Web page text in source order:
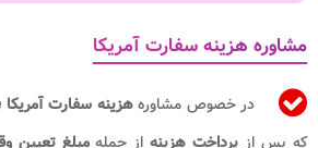
مشاوره هزینه سفارت آمریکا
در خصوص مشاورههزینه سفارت آمریکا
که پس از پرداخت هزینه از جملهمبلغ تعیین